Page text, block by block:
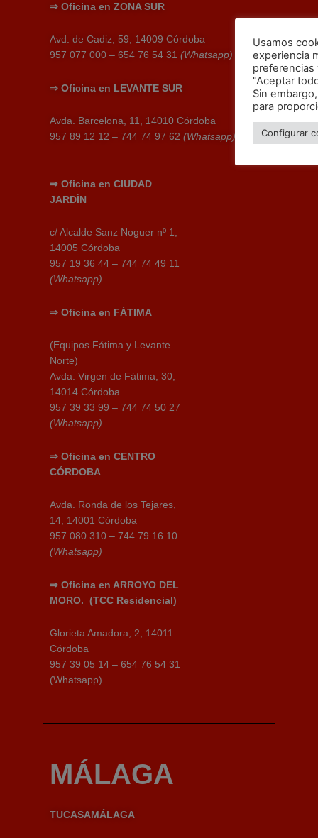
⇒ Oficina en ZONA SUR
Avd. de Cadiz, 59, 14009 Córdoba
957 077 000 – 654 76 54 31 (Whatsapp)
⇒ Oficina en LEVANTE SUR
Avda. Barcelona, 11, 14010 Córdoba
957 89 12 12 – 744 74 97 62 (Whatsapp)
⇒ Oficina en CIUDAD
JARDÍN
c/ Alcalde Sanz Noguer nº 1,
14005 Córdoba
957 19 36 44 – 744 74 49 11
(Whatsapp)
⇒ Oficina en FÁTIMA
(Equipos Fátima y Levante
Norte)
Avda. Virgen de Fátima, 30,
14014 Córdoba
957 39 33 99 – 744 74 50 27
(Whatsapp)
⇒ Oficina en CENTRO
CÓRDOBA
Avda. Ronda de los Tejares,
14, 14001 Córdoba
957 080 310 – 744 79 16 10
(Whatsapp)
⇒ Oficina en ARROYO DEL
MORO. (TCC Residencial)
Glorieta Amadora, 2, 14011
Córdoba
957 39 05 14 – 654 76 54 31
(Whatsapp)
MÁLAGA
TUCASAMÁLAGA
Usamos
experiencia
preferencias
"Aceptar
Sin
para
Configurar